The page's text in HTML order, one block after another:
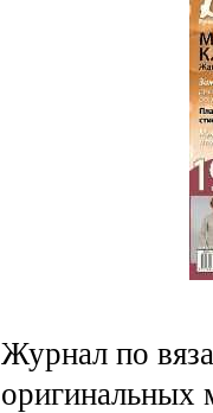
Журнал по
оригинальных